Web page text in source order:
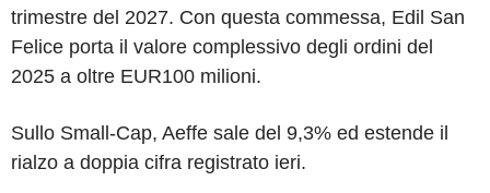
trimestre del 2027. Con questa commessa, Edil San
Felice porta il valore complessivo degli ordini del
2025 a oltre EUR100 milioni.
Sullo Small-Cap, Aeffe sale del 9,3% ed estende il
rialzo a doppia cifra registrato ieri.